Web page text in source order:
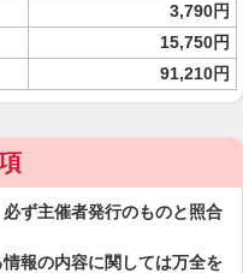
3,790円
15,750円
91,210円
ず主催者発行のものと照合
報の内容に関しては万全を